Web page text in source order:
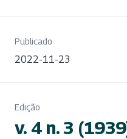
Publicado
2022-11-23
Edição
v. 4 n. 3